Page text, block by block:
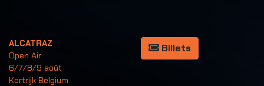
ALCATRAZ
Open Air
6/7/8/9 août
Kortrijk Belgium
Billets